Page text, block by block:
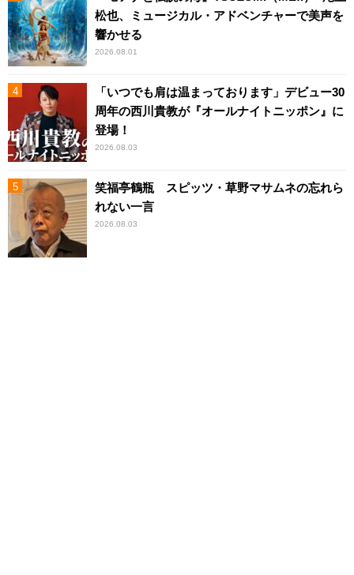
松也、ミュージカル・アドベンチャーで美声を
響かせる
2026.08.01
「いつでも肩は温まっております」デビュー30
周年の西川貴教が『オールナイトニッポン』に
登場！
2026.08.03
笑福亭鶴瓶 スピッツ・草野マサムネの忘れら
れない一言
2026.08.03